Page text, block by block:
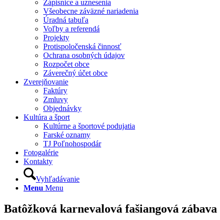
Zápisnice a uznesenia
Všeobecne záväzné nariadenia
Úradná tabuľa
Voľby a referendá
Projekty
Protispoločenská činnosť
Ochrana osobných údajov
Rozpočet obce
Záverečný účet obce
Zverejňovanie
Faktúry
Zmluvy
Objednávky
Kultúra a šport
Kultúrne a športové podujatia
Farské oznamy
TJ Poľnohospodár
Fotogalérie
Kontakty
Vyhľadávanie
Menu Menu
Batôžková karnevalová fašiangová zábava